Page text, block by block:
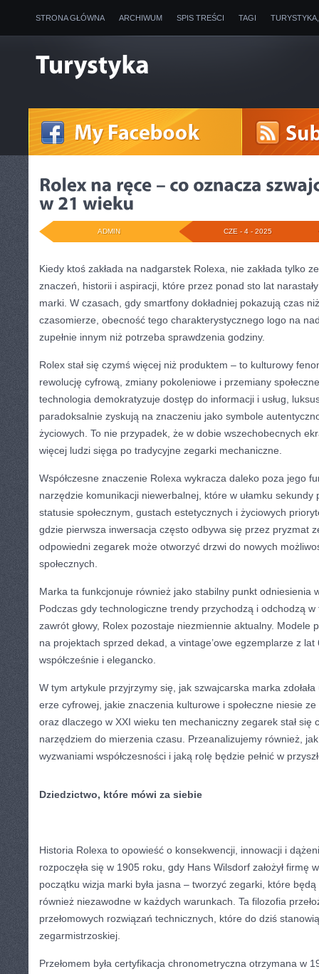
STRONA GŁÓWNA ARCHIWUM SPIS TREŚCI TAGI
CZE - 4 - 2025
ADMIN
Kiedy ktoś zakłada na nadgarstek Rolexa, nie zakłada tylko
znaczeń, historii i aspiracji, które przez ponad sto lat
marki. W czasach, gdy smartfony dokładniej pokazują czas
czasomierze, obecność tego charakterystycznego logo na
zupełnie innym niż potrzeba sprawdzenia godziny.
Rolex stał się czymś więcej niż produktem – to kulturowy
rewolucję cyfrową, zmiany pokoleniowe i przemiany
technologia demokratyzuje dostęp do informacji i usług,
paradoksalnie zyskują na znaczeniu jako symbole
życiowych. To nie przypadek, że w dobie wszechobecnych
więcej ludzi sięga po tradycyjne zegarki mechaniczne.
Współczesne znaczenie Rolexa wykracza daleko poza jego
narzędzie komunikacji niewerbalnej, które w ułamku
statusie społecznym, gustach estetycznych i życiowych
gdzie pierwsza inwersacja często odbywa się przez pryzmat
odpowiedni zegarek może otworzyć drzwi do nowych
społecznych.
Marka ta funkcjonuje również jako stabilny punkt odniesienia
Podczas gdy technologiczne trendy przychodzą i odchodzą
zawrót głowy, Rolex pozostaje niezmiennie aktualny. Modele
na projektach sprzed dekad, a vintage’owe egzemplarze z
współcześnie i elegancko.
W tym artykule przyjrzymy się, jak szwajcarska marka
erze cyfrowej, jakie znaczenia kulturowe i społeczne niesie
oraz dlaczego w XXI wieku ten mechaniczny zegarek stał się
narzędziem do mierzenia czasu. Przeanalizujemy również,
wyzwaniami współczesności i jaką rolę będzie pełnić w
Dziedzictwo, które mówi za siebie
Historia Rolexa to opowieść o konsekwencji, innowacji i
rozpoczęła się w 1905 roku, gdy Hans Wilsdorf założył firmę
początku wizja marki była jasna – tworzyć zegarki, które
również niezawodne w każdych warunkach. Ta filozofia
przełomowych rozwiązań technicznych, które do dziś
zegarmistrzoskiej.
Przełomem była certyfikacja chronometryczna otrzymana w